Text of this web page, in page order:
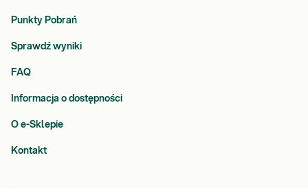
Punkty Pobrań
Sprawdź wyniki
FAQ
Informacja o dostępności
O e-Sklepie
Kontakt